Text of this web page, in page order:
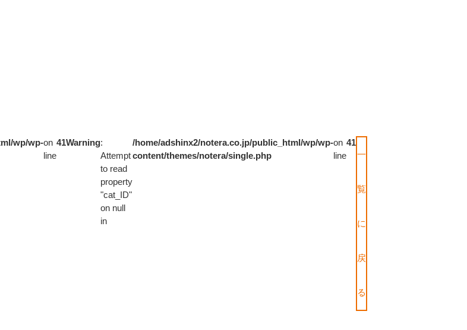
wp/wp-on
line
41Warning:
Attempt
to read
property
"cat_ID"
on null
in
/home/adshinx2/notera.co.jp/public_html/wp/wp-
content/themes/notera/single.php
on
line
41
一
覧
に
戻
る